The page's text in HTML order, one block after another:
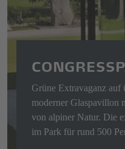
Grüne Extravaganz auf
moderner Glaspavillon
von alpiner Natur. Die
im Park für rund 500